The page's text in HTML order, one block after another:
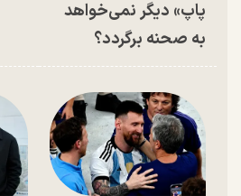
پاپ» دیگر نمی‌خواهد
به صحنه برگردد؟